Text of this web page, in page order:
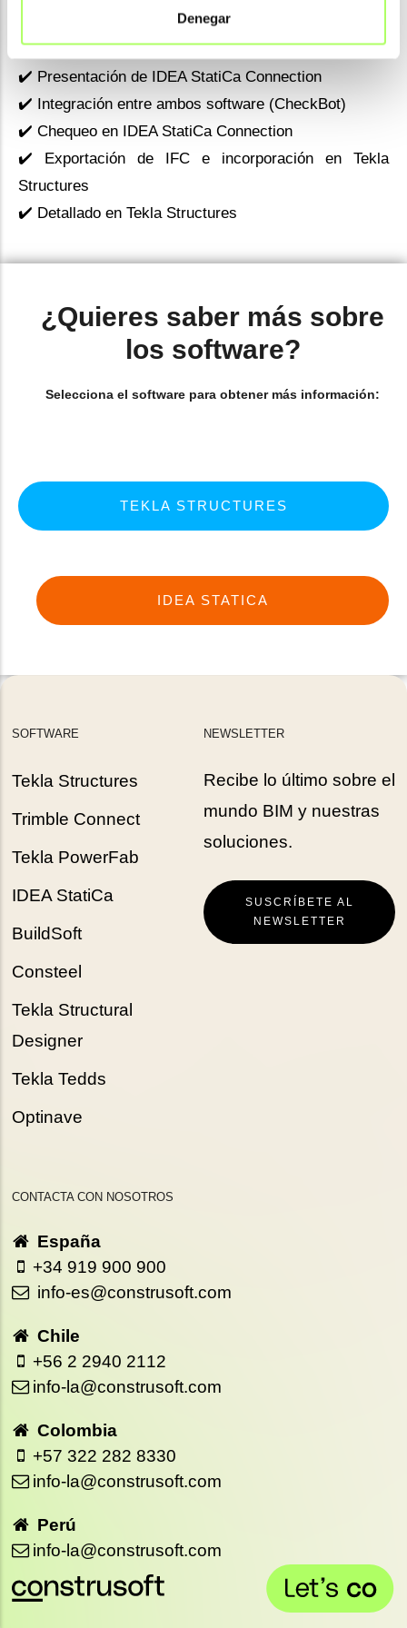
Denegar
✔️ Presentación de Tekla Structures
✔️ Modelado en Tekla Structures
✔️ Presentación de IDEA StatiCa Connection
✔️ Integración entre ambos software (CheckBot)
✔️ Chequeo en IDEA StatiCa Connection
✔️ Exportación de IFC e incorporación en Tekla
Structures
✔️ Detallado en Tekla Structures
¿Quieres saber más sobre
los software?
Selecciona el software para obtener más información:
TEKLA STRUCTURES
IDEA STATICA
SOFTWARE
Tekla Structures
Trimble Connect
Tekla PowerFab
IDEA StatiCa
BuildSoft
Consteel
Tekla Structural
Designer
Tekla Tedds
Optinave
NEWSLETTER
Recibe lo último sobre el
mundo BIM y nuestras
soluciones.
SUSCRÍBETE AL
NEWSLETTER
CONTACTA CON NOSOTROS
España
+34 919 900 900
info-es@construsoft.com
Chile
+56 2 2940 2112
info-la@construsoft.com
Colombia
+57 322 282 8330
info-la@construsoft.com
Perú
info-la@construsoft.com